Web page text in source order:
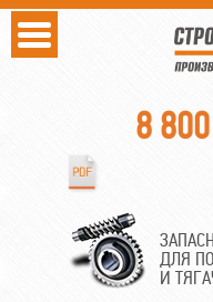
8 800
ДЛЯ
И